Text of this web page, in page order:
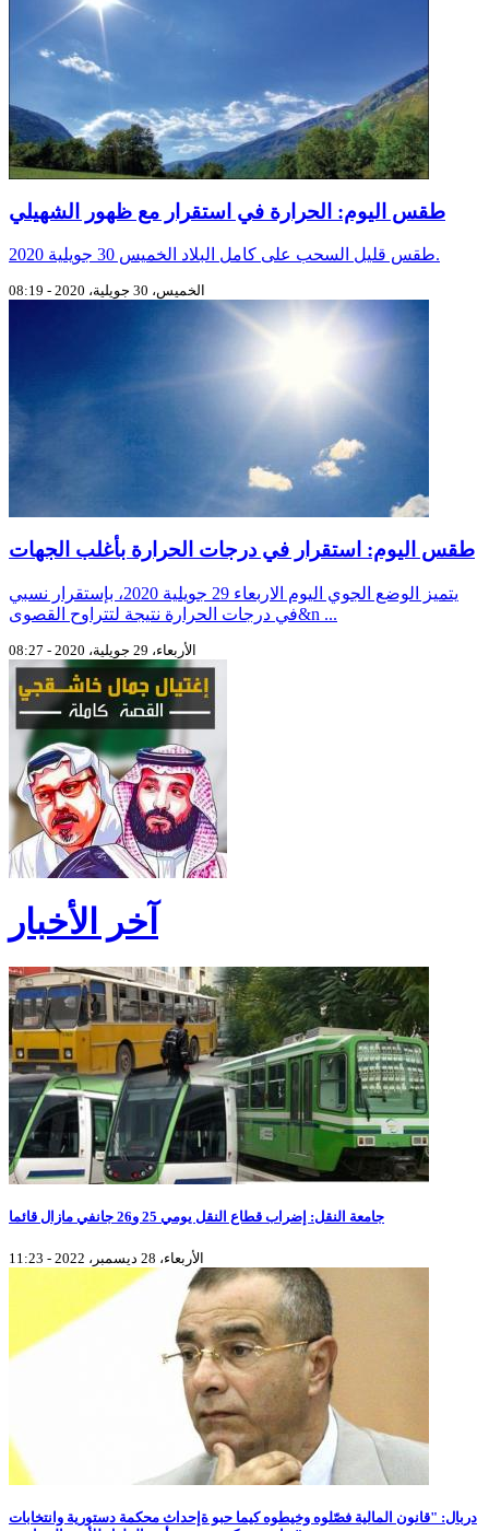
طقس اليوم: الحرارة في استقرار مع ظهور الشهيلي
طقس قليل السحب على كامل البلاد الخميس 30 جويلية 2020.
الخميس، 30 جويلية، 2020 - 08:19
طقس اليوم: استقرار في درجات الحرارة بأغلب الجهات
يتميز الوضع الجوي اليوم الاربعاء 29 جويلية 2020، بإستقرار نسبي
في درجات الحرارة نتيجة لتتراوح القصوى&n ...
الأربعاء، 29 جويلية، 2020 - 08:27
آخر الأخبار
جامعة النقل: إضراب قطاع النقل يومي 25 و26 جانفي مازال قائما
الأربعاء، 28 ديسمبر، 2022 - 11:23
دربال: "قانون المالية فصّلوه وخيطوه كيما حبو ةإحداث محكمة دستورية وانتخابات